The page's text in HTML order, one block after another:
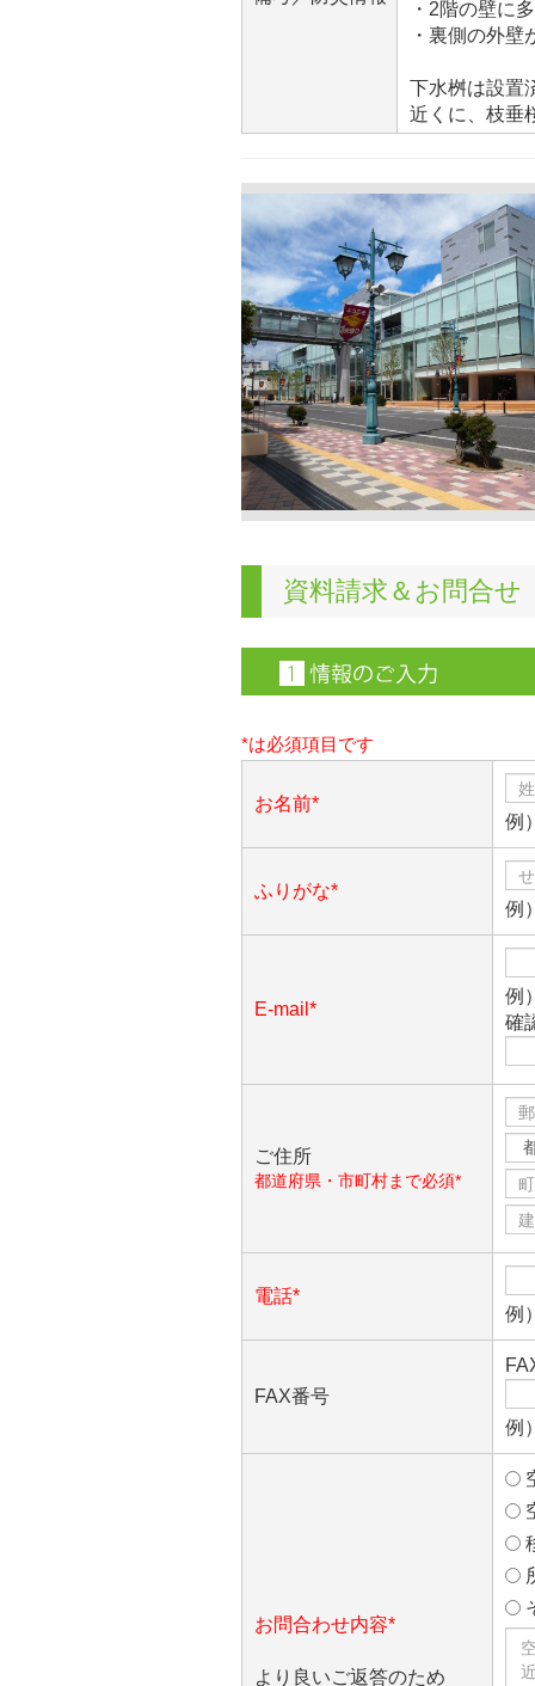
・2階の壁に
・裏側の外
下水桝は設置
近くに、枝垂
資料請求＆お問合せ
*は必須項目です
お名前*
例
ふりがな*
例
E-mail*
例
確
ご住所
都道府県・市町村まで必須*
電話*
例
FAX番号
例
お問合わせ内容*
より良いご返答のため